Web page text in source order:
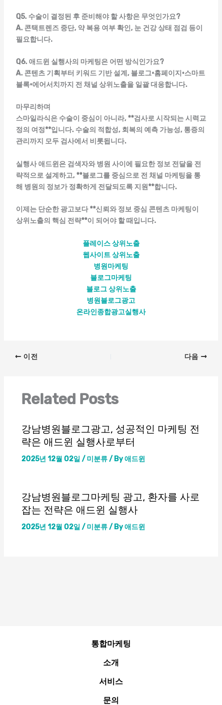
Q5. 수술이 결정된 후 준비해야 할 사항은 무엇인가요?
A. 콘택트렌즈 중단, 약 복용 여부 확인, 눈 건강 상태 점검 등이
필요합니다.
Q6. 애드윈 실행사의 마케팅은 어떤 방식인가요?
A. 콘텐츠 기획부터 키워드 기반 설계, 블로그·홈페이지·스마트
블록·에어서치까지 전 채널 상위노출을 일괄 대응합니다.
마무리하며
스마일라식은 수술이 중심이 아니라, **검사로 시작되는 시력교
정의 여정**입니다. 수술의 적합성, 회복의 예측 가능성, 통증의
관리까지 모두 검사에서 비롯됩니다.
실행사 애드윈은 검색자와 병원 사이에 필요한 정보 전달을 전
략적으로 설계하고, **블로그를 중심으로 전 채널 마케팅을 통
해 병원의 정보가 정확하게 전달되도록 지원**합니다.
이제는 단순한 광고보다 **신뢰와 정보 중심 콘텐츠 마케팅이
상위노출의 핵심 전략**이 되어야 할 때입니다.
플레이스 상위노출
웹사이트 상위노출
병원마케팅
블로그마케팅
블로그 상위노출
병원블로그광고
온라인종합광고실행사
이전 다음
Related Posts
강남병원블로그광고, 성공적인 마케팅 전
략은 애드윈 실행사로부터
2025년 12월 02일 / 미분류/ By애드윈
강남병원블로그마케팅 광고, 환자를 사로
잡는 전략은 애드윈 실행사
2025년 12월 02일 / 미분류/ By애드윈
통합마케팅
소개
서비스
문의